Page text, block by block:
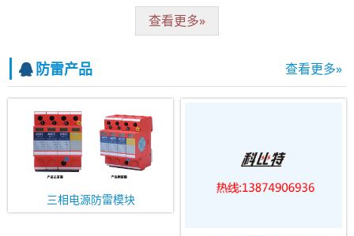
查看更多»
防雷产品 查看更多»
三相电源防雷模块